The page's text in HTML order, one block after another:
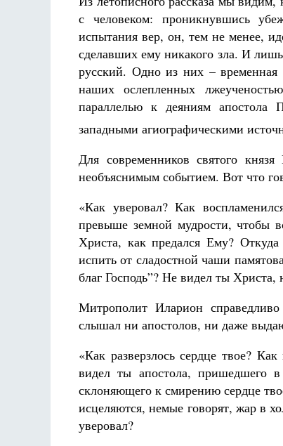
с человеком: проникнувшись
испытания вер, он, тем не менее,
сделавших ему никакого зла. И
русский. Одно из них – временная
наших ослепленных
параллелью к деяниям апостола
западными агиографическими
Для современников святого
необъяснимым событием. Вот что
«Как уверовал? Как
превыше земной мудрости, чтобы
Христа, как предался Ему?
испить от сладостной чаши
благ Господь”? Не видел ты
Митрополит Иларион
слышал ни апостолов, ни даже
«Как разверзлось сердце твое?
видел ты апостола,
склоняющего к смирению сердце
исцеляются, немые говорят, жар в
уверовал?